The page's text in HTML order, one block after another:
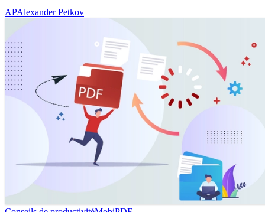
APAlexander Petkov